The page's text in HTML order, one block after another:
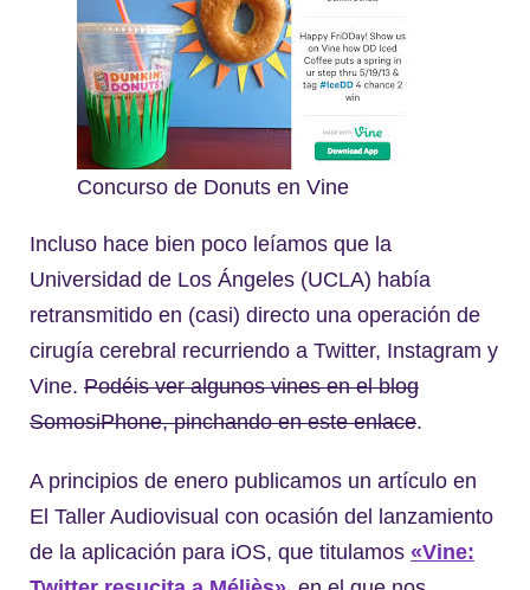
Concurso de Donuts en Vine
Incluso hace bien poco leíamos que la
Universidad de Los Ángeles (UCLA) había
retransmitido en (casi) directo una operación de
cirugía cerebral recurriendo a Twitter, Instagram y
Vine. Podéis ver algunos vines en el blog
SomosiPhone, pinchando en este enlace.
A principios de enero publicamos un artículo en
El Taller Audiovisual con ocasión del lanzamiento
de la aplicación para iOS, que titulamos «Vine: